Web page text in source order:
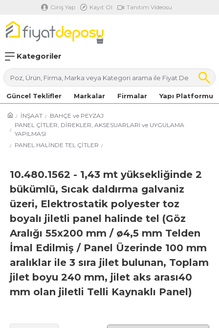
Giriş Yap Kayıt Ol Tanıtım Videosu
Kategoriler
Güncel Teklifler Markalar Firmalar Yapı Platformu
İNŞAAT
BAHÇE ve PEYZAJ
PANEL ÇİTLER, DİREKLER, AKSESUARLARI ve UYGULAMA
YAPILMASI
PANEL HALİNDE TEL ÇİTLER
10.480.1562 - 1,43 mt yüksekliğinde 2
bükümlü, Sıcak daldırma galvaniz
üzeri, Elektrostatik polyester toz
boyalı jiletli panel halinde tel (Göz
Aralığı 55x200 mm / ø4,5 mm Telden
İmal Edilmiş / Panel Üzerinde 100 mm
aralıklar ile 3 sıra jilet bulunan, Toplam
jilet boyu 240 mm, jilet aks arası40
mm olan jiletli Telli Kaynaklı Panel)